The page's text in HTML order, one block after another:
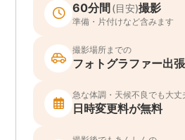
60分間 (目安)撮影
準備・片付けなど含みます
撮影場所までの
フォトグラファー出
急な体調・天候不良でも大丈
日時変更料が無料